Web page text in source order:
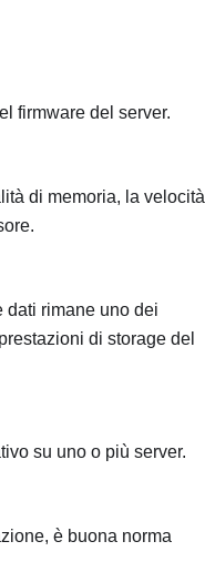
firmware del server.
di memoria, la velocità
dati rimane uno dei
di storage del
su uno o più server.
è buona norma